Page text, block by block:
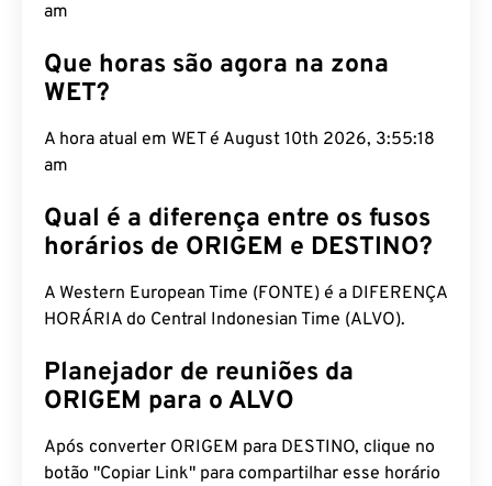
am
Que horas são agora na zona
WET?
A hora atual em WET é August 10th 2026, 3:55:19
am
Qual é a diferença entre os fusos
horários de ORIGEM e DESTINO?
A Western European Time (FONTE) é a DIFERENÇA
HORÁRIA do Central Indonesian Time (ALVO).
Planejador de reuniões da
ORIGEM para o ALVO
Após converter ORIGEM para DESTINO, clique no
botão "Copiar Link" para compartilhar esse horário